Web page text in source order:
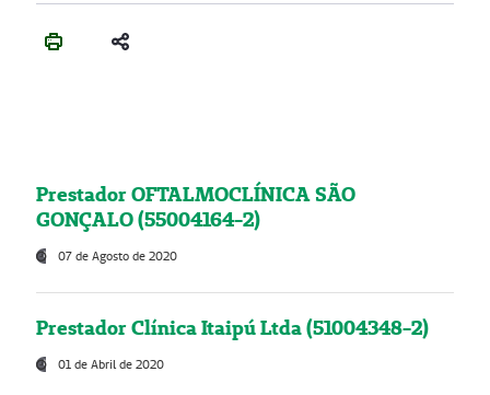
Prestador OFTALMOCLÍNICA SÃO
GONÇALO (55004164-2)
07 de Agosto de 2020
Prestador Clínica Itaipú Ltda (51004348-2)
01 de Abril de 2020